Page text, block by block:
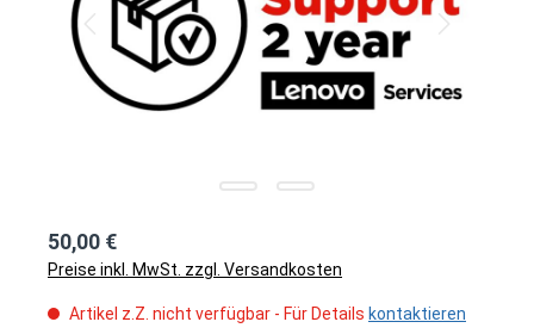
50,00 €
Preise inkl. MwSt. zzgl. Versandkosten
Artikel z.Z. nicht verfügbar - Für Details kontaktieren